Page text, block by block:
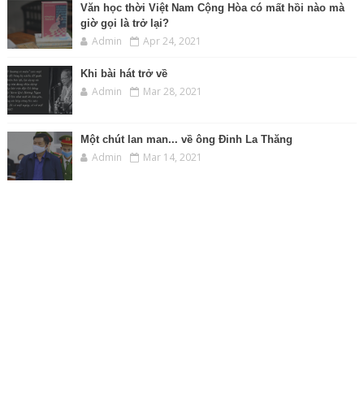
Văn học thời Việt Nam Cộng Hòa có mất hồi nào mà
giờ gọi là trở lại?
Admin Apr 24, 2021
Khi bài hát trở về
Admin Mar 28, 2021
Một chút lan man... về ông Đinh La Thăng
Admin Mar 14, 2021